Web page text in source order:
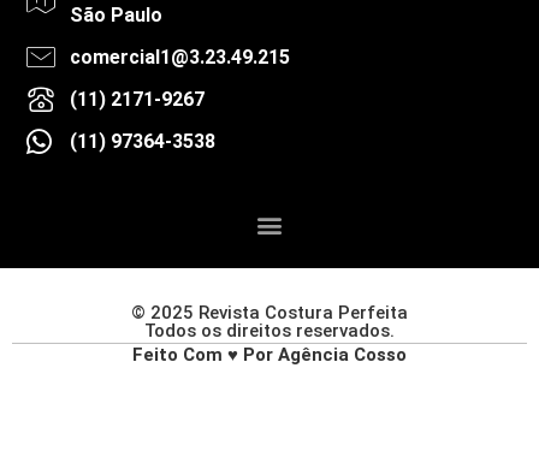
São Paulo
comercial1@3.23.49.215
(11) 2171-9267
(11) 97364-3538
© 2025 Revista Costura Perfeita
Todos os direitos reservados.
Feito Com ♥ Por Agência Cosso